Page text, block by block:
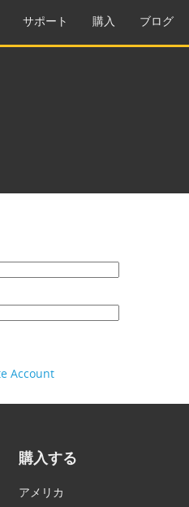
サポート 購入 ブログ
Account
購入する
アメリカ